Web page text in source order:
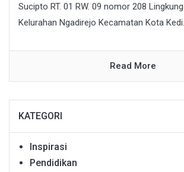
Sucipto RT. 01 RW. 09 nomor 208
Kelurahan Ngadirejo Kecamatan Kota
Read More
KATEGORI
Inspirasi
Pendidikan